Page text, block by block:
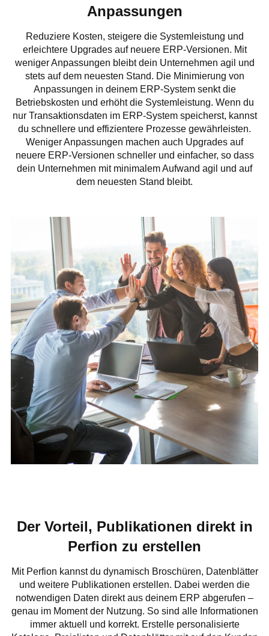
Anpassungen
Reduziere Kosten, steigere die Systemleistung und
erleichtere Upgrades auf neuere ERP-Versionen. Mit
weniger Anpassungen bleibt dein Unternehmen agil und
stets auf dem neuesten Stand. Die Minimierung von
Anpassungen in deinem ERP-System senkt die
Betriebskosten und erhöht die Systemleistung. Wenn du
nur Transaktionsdaten im ERP-System speicherst, kannst
du schnellere und effizientere Prozesse gewährleisten.
Weniger Anpassungen machen auch Upgrades auf
neuere ERP-Versionen schneller und einfacher, so dass
dein Unternehmen mit minimalem Aufwand agil und auf
dem neuesten Stand bleibt.
Der Vorteil, Publikationen direkt in
Perfion zu erstellen
Mit Perfion kannst du dynamisch Broschüren, Datenblätter
und weitere Publikationen erstellen. Dabei werden die
notwendigen Daten direkt aus deinem ERP abgerufen –
genau im Moment der Nutzung. So sind alle Informationen
immer aktuell und korrekt. Erstelle personalisierte